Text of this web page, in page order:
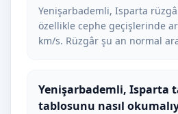
Yenişarbademli, Isparta
özellikle cephe geçişlerinde
km/s. Rüzgâr şu an normal
Yenişarbademli, Isparta
tablosunu nasıl